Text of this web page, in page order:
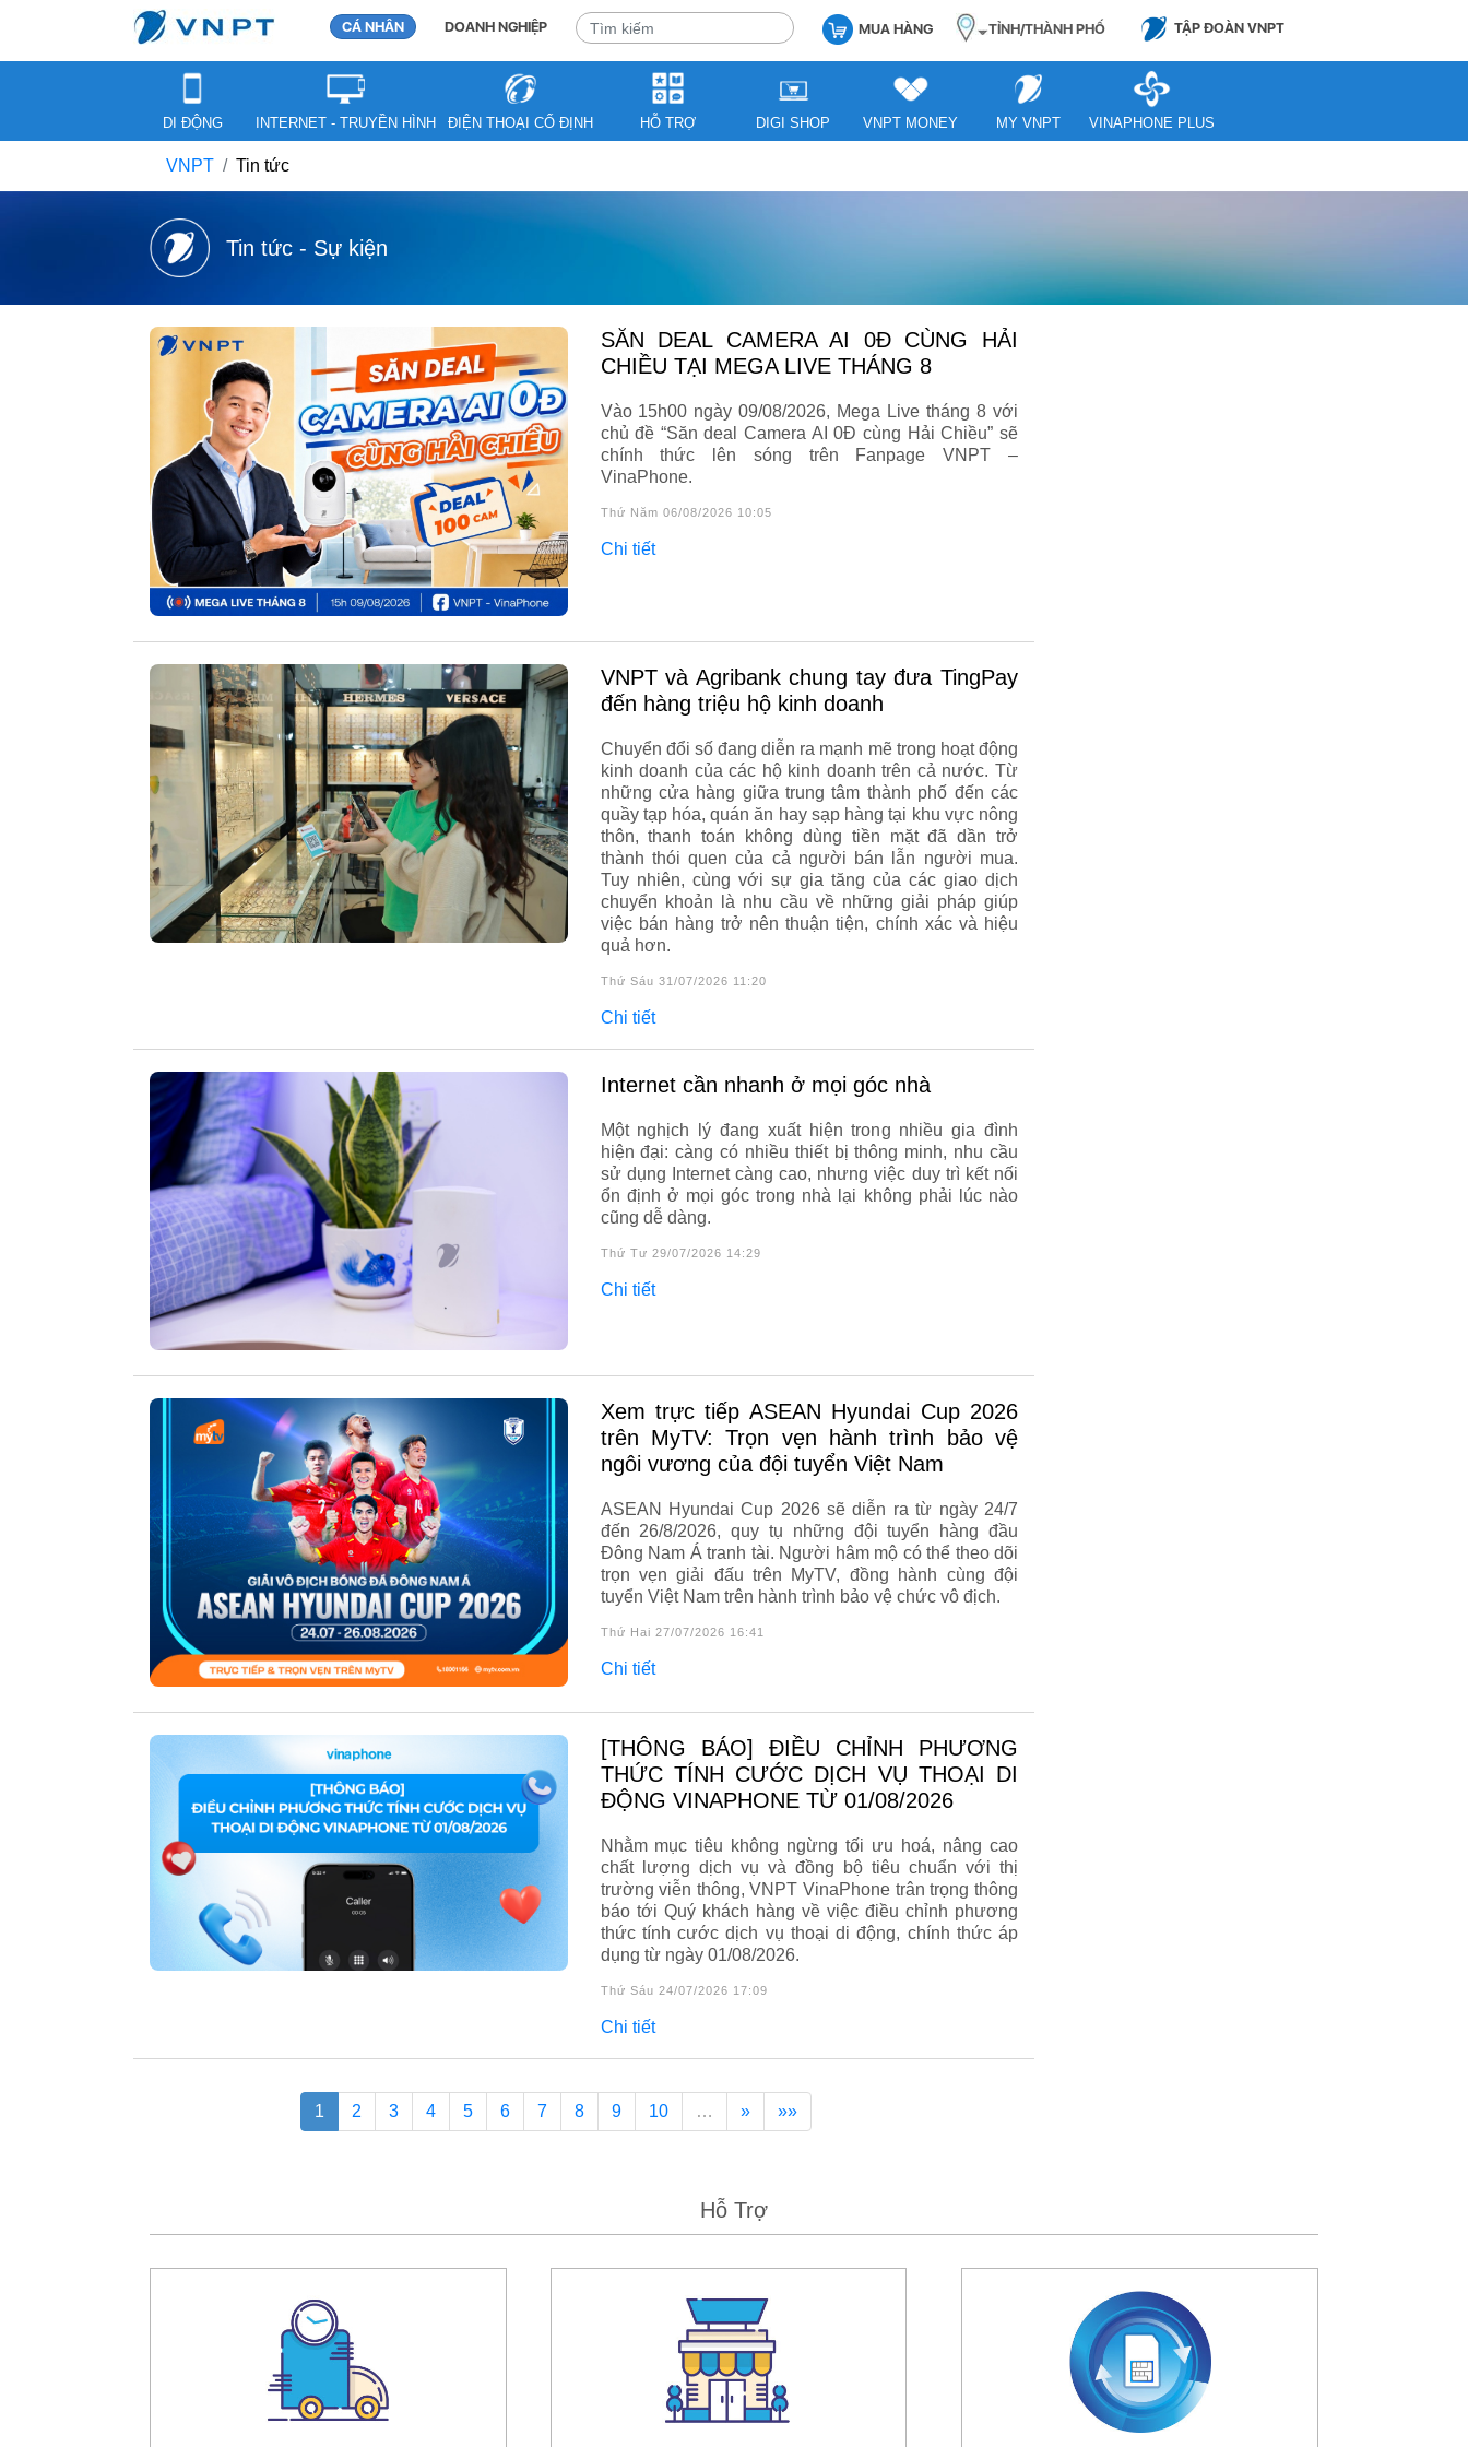
CÁ NHÂN DOANH NGHIỆP MUA HÀNG TỈNH/THÀNH PHỐ TẬP ĐOÀN VNPT
DI ĐỘNG INTERNET - TRUYỀN HÌNH ĐIỆN THOẠI CỐ ĐỊNH HỖ TRỢ DIGI SHOP VNPT MONEY MY VNPT VINAPHONE PLUS
VNPT Tin tức
Tin tức - Sự kiện
SĂN DEAL CAMERA AI 0Đ CÙNG HẢI
CHIỀU TẠI MEGA LIVE THÁNG 8
Vào 15h00 ngày 09/08/2026, Mega Live tháng 8 với
chủ đề “Săn deal Camera AI 0Đ cùng Hải Chiều” sẽ
chính thức lên sóng trên Fanpage VNPT –
VinaPhone.
Thứ Năm 06/08/2026 10:05
Chi tiết
VNPT và Agribank chung tay đưa TingPay
đến hàng triệu hộ kinh doanh
Chuyển đổi số đang diễn ra mạnh mẽ trong hoạt động
kinh doanh của các hộ kinh doanh trên cả nước. Từ
những cửa hàng giữa trung tâm thành phố đến các
quầy tạp hóa, quán ăn hay sạp hàng tại khu vực nông
thôn, thanh toán không dùng tiền mặt đã dần trở
thành thói quen của cả người bán lẫn người mua.
Tuy nhiên, cùng với sự gia tăng của các giao dịch
chuyển khoản là nhu cầu về những giải pháp giúp
việc bán hàng trở nên thuận tiện, chính xác và hiệu
quả hơn.
Thứ Sáu 31/07/2026 11:20
Chi tiết
Internet cần nhanh ở mọi góc nhà
Một nghịch lý đang xuất hiện trong nhiều gia đình
hiện đại: càng có nhiều thiết bị thông minh, nhu cầu
sử dụng Internet càng cao, nhưng việc duy trì kết nối
ổn định ở mọi góc trong nhà lại không phải lúc nào
cũng dễ dàng.
Thứ Tư 29/07/2026 14:29
Chi tiết
Xem trực tiếp ASEAN Hyundai Cup 2026
trên MyTV: Trọn vẹn hành trình bảo vệ
ngôi vương của đội tuyển Việt Nam
ASEAN Hyundai Cup 2026 sẽ diễn ra từ ngày 24/7
đến 26/8/2026, quy tụ những đội tuyển hàng đầu
Đông Nam Á tranh tài. Người hâm mộ có thể theo dõi
trọn vẹn giải đấu trên MyTV, đồng hành cùng đội
tuyển Việt Nam trên hành trình bảo vệ chức vô địch.
Thứ Hai 27/07/2026 16:41
Chi tiết
[THÔNG BÁO] ĐIỀU CHỈNH PHƯƠNG
THỨC TÍNH CƯỚC DỊCH VỤ THOẠI DI
ĐỘNG VINAPHONE TỪ 01/08/2026
Nhằm mục tiêu không ngừng tối ưu hoá, nâng cao
chất lượng dịch vụ và đồng bộ tiêu chuẩn với thị
trường viễn thông, VNPT VinaPhone trân trọng thông
báo tới Quý khách hàng về việc điều chỉnh phương
thức tính cước dịch vụ thoại di động, chính thức áp
dụng từ ngày 01/08/2026.
Thứ Sáu 24/07/2026 17:09
Chi tiết
1 2 3 4 5 6 7 8 9 10 … » »»
Hỗ Trợ